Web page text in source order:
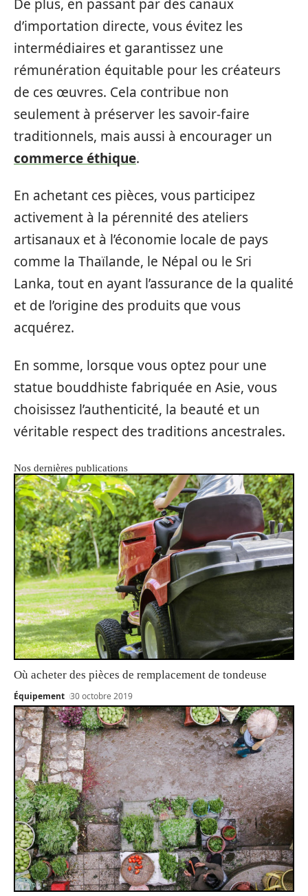
De plus, en passant par des canaux
d’importation directe, vous évitez les
intermédiaires et garantissez une
rémunération équitable pour les créateurs
de ces œuvres. Cela contribue non
seulement à préserver les savoir-faire
traditionnels, mais aussi à encourager un
commerce éthique.
En achetant ces pièces, vous participez
activement à la pérennité des ateliers
artisanaux et à l’économie locale de pays
comme la Thaïlande, le Népal ou le Sri
Lanka, tout en ayant l’assurance de la qualité
et de l’origine des produits que vous
acquérez.
En somme, lorsque vous optez pour une
statue bouddhiste fabriquée en Asie, vous
choisissez l’authenticité, la beauté et un
véritable respect des traditions ancestrales.
Nos dernières publications
Où acheter des pièces de remplacement de tondeuse
Équipement 30 octobre 2019